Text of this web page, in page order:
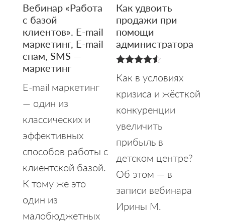
Вебинар «Работа
с базой
клиентов». E-mail
маркетинг, E-mail
спам, SMS —
маркетинг
E-mail маркетинг
— один из
классических и
эффективных
способов работы с
клиентской базой.
К тому же это
один из
малобюджетных
Как удвоить
продажи при
помощи
администратора
из 5
Как в условиях
кризиса и жёсткой
конкуренции
увеличить
прибыль в
детском центре?
Об этом — в
записи вебинара
Ирины М.